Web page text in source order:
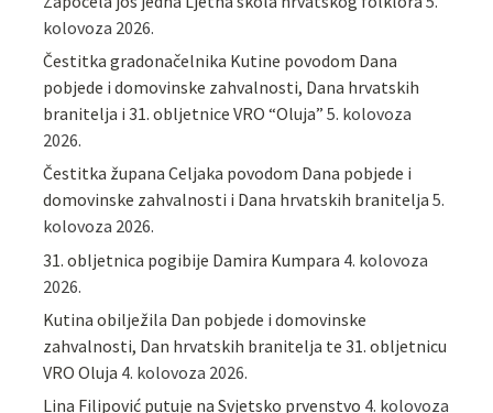
kolovoza 2026.
Čestitka gradonačelnika Kutine povodom Dana
pobjede i domovinske zahvalnosti, Dana hrvatskih
branitelja i 31. obljetnice VRO “Oluja” 5. kolovoza
2026.
Čestitka župana Celjaka povodom Dana pobjede i
domovinske zahvalnosti i Dana hrvatskih branitelja 5.
kolovoza 2026.
31. obljetnica pogibije Damira Kumpara 4. kolovoza
2026.
Kutina obilježila Dan pobjede i domovinske
zahvalnosti, Dan hrvatskih branitelja te 31. obljetnicu
VRO Oluja 4. kolovoza 2026.
Lina Filipović putuje na Svjetsko prvenstvo 4. kolovoza